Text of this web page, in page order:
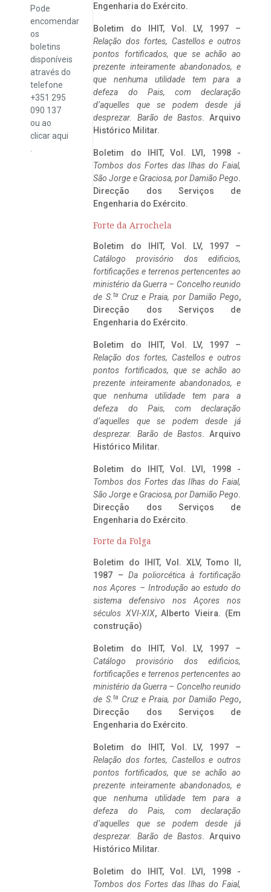
Pode
encomendar
os
boletins
disponíveis
através do
telefone
+351 295
090 137
ou ao
clicaraqui
Engenharia do Exército.
Boletim do IHIT, Vol. LV, 1997 –
Relação dos fortes, Castellos e outros
pontos fortificados, que se achão ao
prezente inteiramente abandonados, e
que nenhuma utilidade tem para a
defeza do Pais, com declaração
d’aquelles que se podem desde já
desprezar. Barão de Bastos. Arquivo
Histórico Militar.
Boletim do IHIT, Vol. LVI, 1998 -
Tombos dos Fortes das Ilhas do Faial,
São Jorge e Graciosa, por Damião Pego.
Direcção dos Serviços de
Engenharia do Exército.
Forte da Arrochela
Boletim do IHIT, Vol. LV, 1997 –
Catálogo provisório dos edificios,
fortificações e terrenos pertencentes ao
ministério da Guerra – Concelho reunido
de S. ta Cruz e Praia, por Damião Pego,
Direcção dos Serviços de
Engenharia do Exército.
Boletim do IHIT, Vol. LV, 1997 –
Relação dos fortes, Castellos e outros
pontos fortificados, que se achão ao
prezente inteiramente abandonados, e
que nenhuma utilidade tem para a
defeza do Pais, com declaração
d’aquelles que se podem desde já
desprezar. Barão de Bastos. Arquivo
Histórico Militar.
Boletim do IHIT, Vol. LVI, 1998 -
Tombos dos Fortes das Ilhas do Faial,
São Jorge e Graciosa, por Damião Pego.
Direcção dos Serviços de
Engenharia do Exército.
Forte da Folga
Boletim do IHIT, Vol. XLV, Tomo II,
1987 – Da poliorcética à fortificação
nos Açores – Introdução ao estudo do
sistema defensivo nos Açores nos
séculos XVI-XIX, Alberto Vieira. (Em
construção)
Boletim do IHIT, Vol. LV, 1997 –
Catálogo provisório dos edificios,
fortificações e terrenos pertencentes ao
ministério da Guerra – Concelho reunido
de S. ta Cruz e Praia, por Damião Pego,
Direcção dos Serviços de
Engenharia do Exército.
Boletim do IHIT, Vol. LV, 1997 –
Relação dos fortes, Castellos e outros
pontos fortificados, que se achão ao
prezente inteiramente abandonados, e
que nenhuma utilidade tem para a
defeza do Pais, com declaração
d’aquelles que se podem desde já
desprezar. Barão de Bastos. Arquivo
Histórico Militar.
Boletim do IHIT, Vol. LVI, 1998 -
Tombos dos Fortes das Ilhas do Faial,